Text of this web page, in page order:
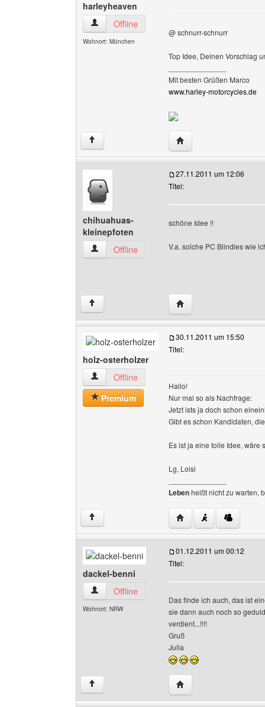
harleyheaven
harleyheaven Benutzer-Profile anzeigen
Offline
Wohnort: München
@ schnurr-schnurr
Top Idee, Deinen Vorschlag
Mit besten Grüßen Marco
www.harley-motorcycles.de
↑ Website dieses
chihuahuas-
kleinepfoten
chihuahuas-kleinepfoten Benutzer-Profile
Offline
27.11.2011 um 12:06
Titel:
schöne Idee !!
V.a. solche PC Blindies wie
↑ Website dieses
holz-osterholzer
holz-osterholzer Benutzer-Profile anzeigen
Offline
Premium
30.11.2011 um 15:50
Titel:
Hallo!
Nur mal so als Nachfrage:
Jetzt ists ja doch schon
Gibt es schon Kandidaten,
Es ist ja eine tolle Idee, wäre
Lg, Loisi
Lebenheißt nicht zu warten,
↑ Website dieses
dackel-benni
dackel-benni Benutzer-Profile anzeigen
Offline
Wohnort: NRW
01.12.2011 um 00:12
Titel:
Das finde ich auch, das ist
sie dann auch noch so
verdient...!!!!
Gruß
Julia
↑ Website dieses